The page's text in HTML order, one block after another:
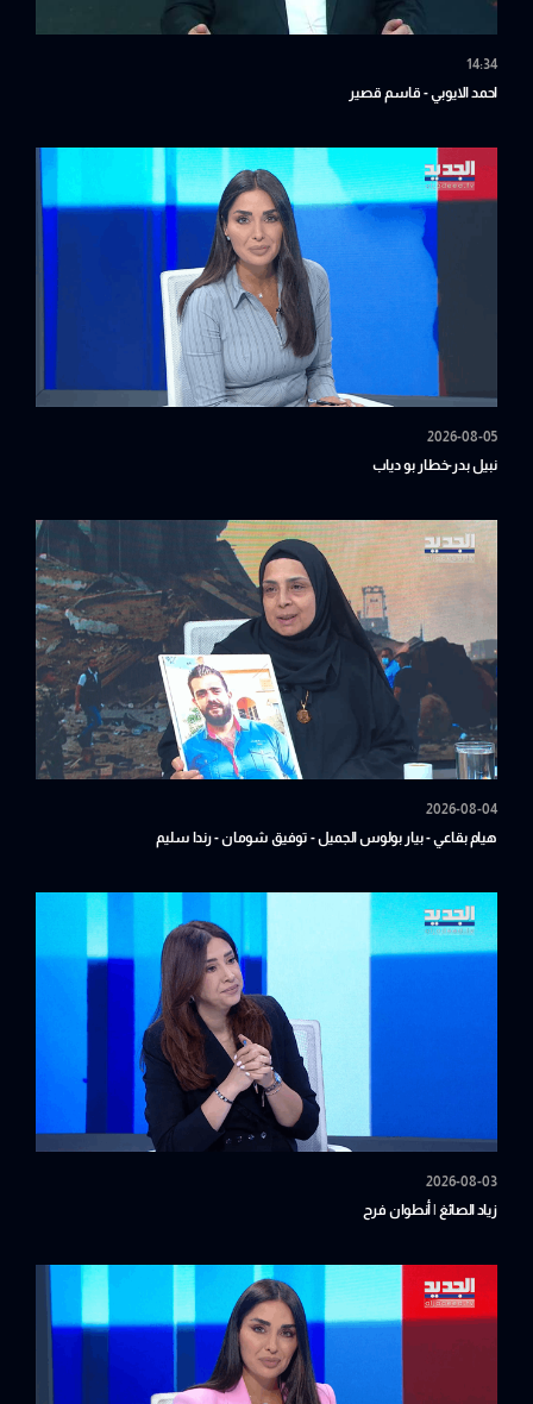
14:34
احمد الايوبي - قاسم قصير
2026-08-05
نبيل بدر-خطار بو دياب
2026-08-04
هيام بقاعي - بيار بولوس الجميل - توفيق شومان - رندا سليم
2026-08-03
زياد الصائغ | أنطوان فرح